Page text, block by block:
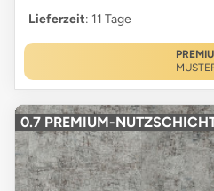
Lieferzeit: 11 Tage
0.7 PREMIUM-